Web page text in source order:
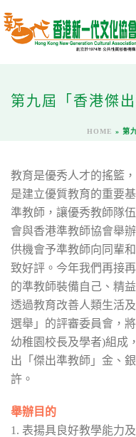
第九屆「香港傑
HOME » 第
教育是優秀人才的搖籃
是建立優質教育的重要
準教師，讓優秀教師隊
會與香港準教師協會舉
供機會予準教師向同輩
致好評。今年我們再接
的準教師裝備自己、精
透過教育改善人類生活
選舉」的評審委員會，
幼稚園校長及學者)組成
出「傑出準教師」金、
許。
舉辦目的
1. 表揚具良好教學能力